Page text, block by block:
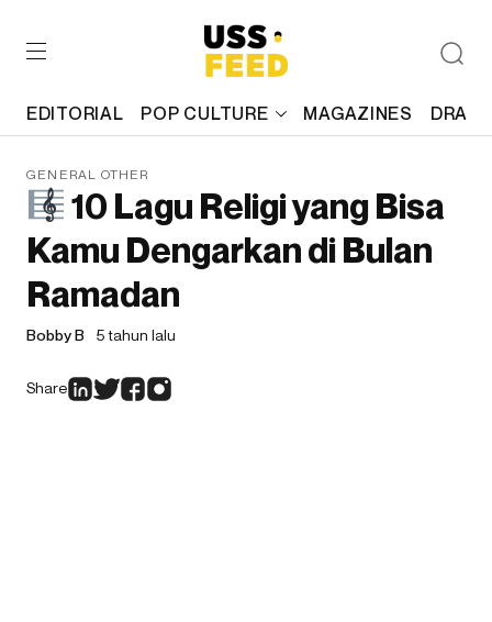
EDITORIAL POP CULTURE MAGAZINES
GENERAL OTHER
10 Lagu Religi yang Bisa
Kamu Dengarkan di Bulan
Ramadan
Bobby B 5 tahun lalu
Share